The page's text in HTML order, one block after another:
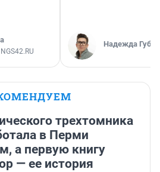
Надежда
трехтомника
в Перми
а первую книгу
— ее история